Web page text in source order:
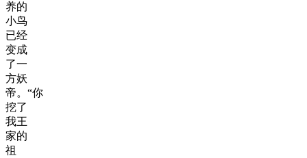
养的
小鸟
已经
变成
了一
方妖
帝。“你
挖了
我王
家的
祖